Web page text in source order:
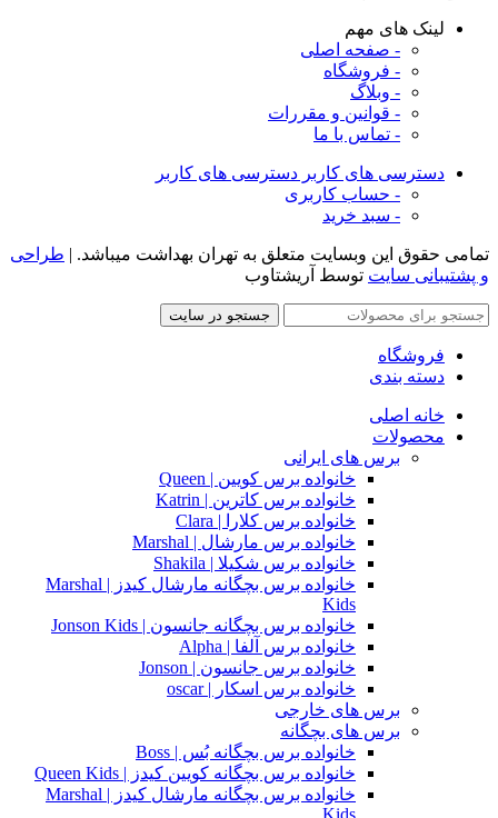
لینک های مهم
- صفحه اصلی
- فروشگاه
- وبلاگ
- قوانین و مقررات
- تماس با ما
دسترسی های کاربر دسترسی های کاربر
- حساب کاربری
- سبد خرید
تمامی حقوق این وبسایت متعلق به تهران بهداشت میباشد. | طراحی
و پشتیبانی سایت توسط آریشتاوب
جستجو در سایت
فروشگاه
دسته بندی
خانه اصلی
محصولات
برس های ایرانی
خانواده برس کویین | Queen
خانواده برس کاترین | Katrin
خانواده برس کلارا | Clara
خانواده برس مارشال | Marshal
خانواده برس شکیلا | Shakila
خانواده برس بچگانه مارشال کیدز | Marshal
Kids
خانواده برس بچگانه جانسون | Jonson Kids
خانواده برس آلفا | Alpha
خانواده برس جانسون | Jonson
خانواده برس اسکار | oscar
برس های خارجی
برس های بچگانه
خانواده برس بچگانه بُس | Boss
خانواده برس بچگانه کویین کیدز | Queen Kids
خانواده برس بچگانه مارشال کیدز | Marshal
Kids